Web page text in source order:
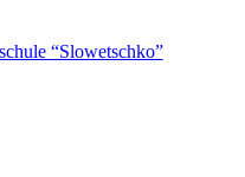
“Slowetschko”